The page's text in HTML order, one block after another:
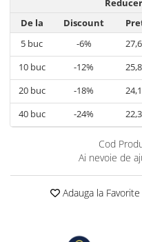
De la
Discount
5 buc -6%
10buc -12%
20buc -18%
40buc -24%
Cod
Ai nevoie de
Adauga la Favorite